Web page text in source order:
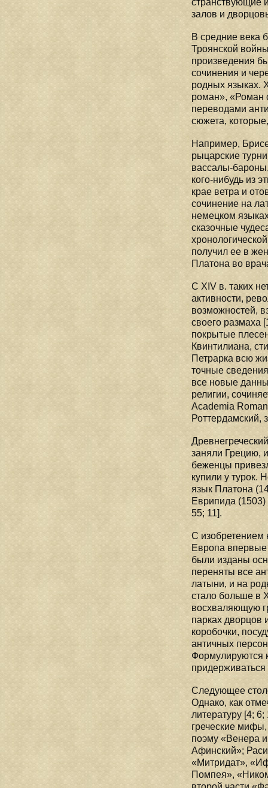
странствующие
залов и
В средние века
Троянской
произведения
сочинения и
родных языках.
роман», «Роман
переводами
сюжета,
Например,
рыцарские
вассалы-
кого-нибудь из
крае ветра и
сочинение на
немецком
сказочные
получил ее в
Платона во
С XIV в. таких
активности,
возможностей,
своего размаха
покрытые
Квинтилиана,
Петрарка всю
точные
все новые
религии,
Academia
Роттердамский,
заняли Грецию,
беженцы
купили у турок.
язык Платона
Еврипида (1503)
55; 11].
C изобретением
Европа впервые
были изданы
переняты все
латыни, и на
стало больше в
восхваляющую
парках дворцов
коробочки,
античных
Формулируются
Следующее
Однако, как
литературу [4;
греческие
поэму «Венера
Афинский»;
«Митридат»,
Помпея»,